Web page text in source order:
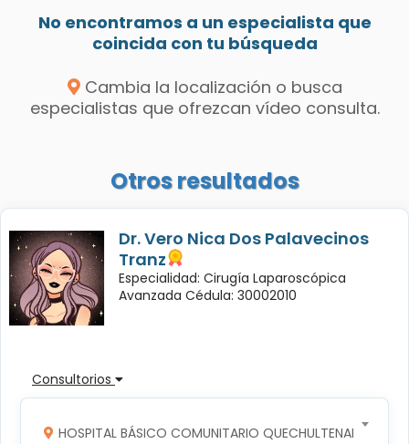
No encontramos a un especialista que
coincida con tu búsqueda
Cambia la localización o busca
especialistas que ofrezcan vídeo consulta.
Otros resultados
Dr. Vero Nica Dos Palavecinos
Tranz
Especialidad: Cirugía Laparoscópica
Avanzada Cédula: 30002010
Consultorios
HOSPITAL BÁSICO COMUNITARIO QUECHULTENANGO